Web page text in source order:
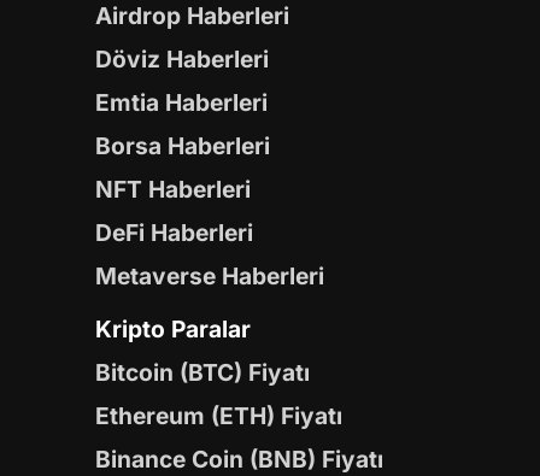
Airdrop Haberleri
Döviz Haberleri
Emtia Haberleri
Borsa Haberleri
NFT Haberleri
DeFi Haberleri
Metaverse Haberleri
Kripto Paralar
Bitcoin (BTC) Fiyatı
Ethereum (ETH) Fiyatı
Binance Coin (BNB) Fiyatı